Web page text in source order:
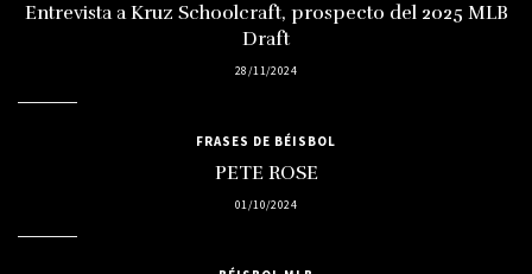
Entrevista a Kruz Schoolcraft, prospecto del 2025 MLB
Draft
28/11/2024
FRASES DE BÉISBOL
PETE ROSE
01/10/2024